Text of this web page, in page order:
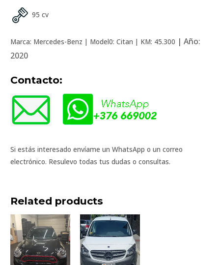
95 cv
Marca: Mercedes-Benz | Model0: Citan | KM: 45.300 | Año:
2020
Contacto:
Si estás interesado envíame un WhatsApp o un correo
electrónico. Resulevo todas tus dudas o consultas.
Related products